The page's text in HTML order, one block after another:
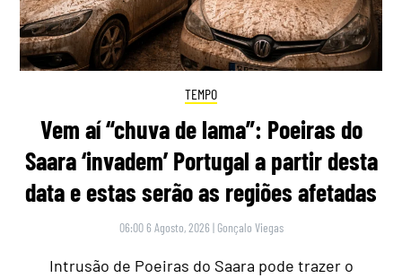
TEMPO
Vem aí “chuva de lama”: Poeiras do
Saara ‘invadem’ Portugal a partir desta
data e estas serão as regiões afetadas
06:00 6 Agosto, 2026 | Gonçalo Viegas
Intrusão de Poeiras do Saara pode trazer o